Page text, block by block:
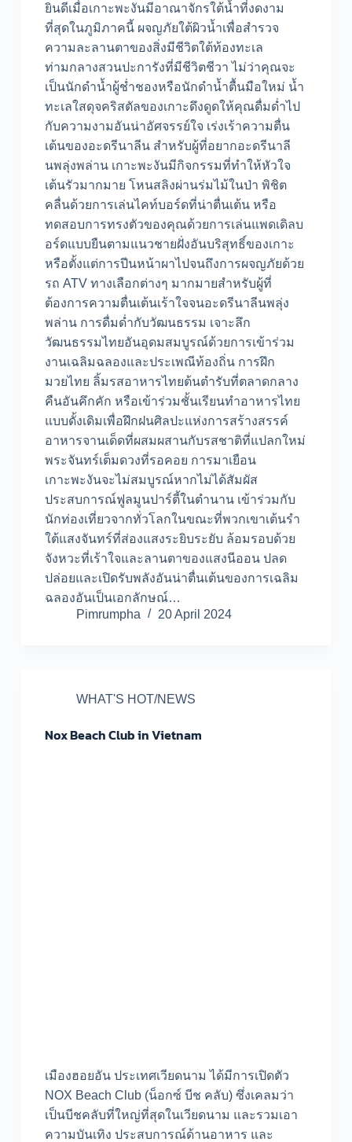
ยินดีเมื่อเกาะพะงันมีอาณาจักรใต้น้ำที่งดงาม
ที่สุดในภูมิภาคนี้ ผจญภัยใต้ผิวน้ำเพื่อสำรวจ
ความละลานตาของสิ่งมีชีวิตใต้ท้องทะเล
ท่ามกลางสวนปะการังที่มีชีวิตชีวา ไม่ว่าคุณจะ
เป็นนักดำน้ำผู้ช่ำชองหรือนักดำน้ำตื้นมือใหม่ น้ำ
ทะเลใสดุจคริสตัลของเกาะดึงดูดให้คุณดื่มด่ำไป
กับความงามอันน่าอัศจรรย์ใจ เร่งเร้าความตื่น
เต้นของอะดรีนาลีน สำหรับผู้ที่อยากอะดรีนาลี
นพลุ่งพล่าน เกาะพะงันมีกิจกรรมที่ทำให้หัวใจ
เต้นรัวมากมาย โหนสลิงผ่านร่มไม้ในป่า พิชิต
คลื่นด้วยการเล่นไคท์บอร์ดที่น่าตื่นเต้น หรือ
ทดสอบการทรงตัวของคุณด้วยการเล่นแพดเดิลบ
อร์ดแบบยืนตามแนวชายฝั่งอันบริสุทธิ์ของเกาะ
หรือตั้งแต่การปีนหน้าผาไปจนถึงการผจญภัยด้วย
รถ ATV ทางเลือกต่างๆ มากมายสำหรับผู้ที่
ต้องการความตื่นเต้นเร้าใจจนอะดรีนาลีนพลุ่ง
พล่าน การดื่มด่ำกับวัฒนธรรม เจาะลึก
วัฒนธรรมไทยอันอุดมสมบูรณ์ด้วยการเข้าร่วม
งานเฉลิมฉลองและประเพณีท้องถิ่น การฝึก
มวยไทย ลิ้มรสอาหารไทยต้นตำรับที่ตลาดกลาง
คืนอันคึกคัก หรือเข้าร่วมชั้นเรียนทำอาหารไทย
แบบดั้งเดิมเพื่อฝึกฝนศิลปะแห่งการสร้างสรรค์
อาหารจานเด็ดที่ผสมผสานกับรสชาติที่แปลกใหม่
พระจันทร์เต็มดวงที่รอคอย การมาเยือน
เกาะพะงันจะไม่สมบูรณ์หากไม่ได้สัมผัส
ประสบการณ์ฟูลมูนปาร์ตี้ในตำนาน เข้าร่วมกับ
นักท่องเที่ยวจากทั่วโลกในขณะที่พวกเขาเต้นรำ
ใต้แสงจันทร์ที่ส่องแสงระยิบระยับ ล้อมรอบด้วย
จังหวะที่เร้าใจและลานตาของแสงนีออน ปลด
ปล่อยและเปิดรับพลังอันน่าตื่นเต้นของการเฉลิม
ฉลองอันเป็นเอกลักษณ์…
Pimrumpha
20 April 2024
WHAT'S HOT/NEWS
Nox Beach Club in Vietnam
เมืองฮอยอัน ประเทศเวียดนาม ได้มีการเปิดตัว
NOX Beach Club (น็อกซ์ บีช คลับ) ซึ่งเคลมว่า
เป็นบีชคลับที่ใหญ่ที่สุดในเวียดนาม และรวมเอา
ความบันเทิง ประสบการณ์ด้านอาหาร และ